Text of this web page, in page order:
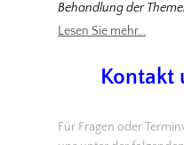
Behandlung der
Lesen Sie mehr...
Kontakt
Für Fragen oder